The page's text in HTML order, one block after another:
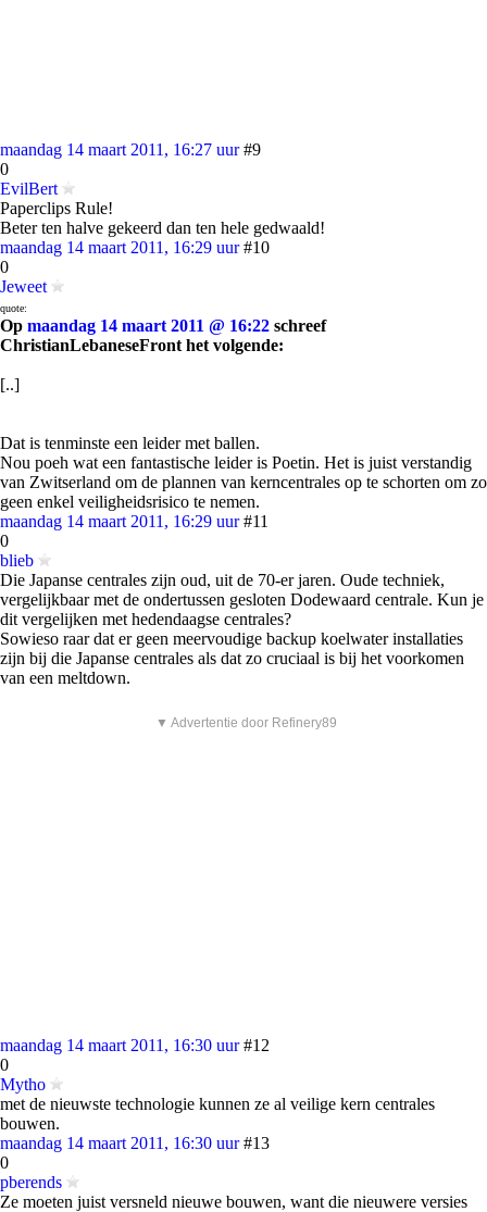
maandag 14 maart 2011, 16:27 uur #9
0
EvilBert
Paperclips Rule!
Beter ten halve gekeerd dan ten hele gedwaald!
maandag 14 maart 2011, 16:29 uur #10
0
Jeweet
quote:
Op maandag 14 maart 2011 @ 16:22 schreef
ChristianLebaneseFront het volgende:
[..]
Dat is tenminste een leider met ballen.
Nou poeh wat een fantastische leider is Poetin. Het is juist verstandig
van Zwitserland om de plannen van kerncentrales op te schorten om zo
geen enkel veiligheidsrisico te nemen.
maandag 14 maart 2011, 16:29 uur #11
0
blieb
Die Japanse centrales zijn oud, uit de 70-er jaren. Oude techniek,
vergelijkbaar met de ondertussen gesloten Dodewaard centrale. Kun je
dit vergelijken met hedendaagse centrales?
Sowieso raar dat er geen meervoudige backup koelwater installaties
zijn bij die Japanse centrales als dat zo cruciaal is bij het voorkomen
van een meltdown.
▼ Advertentie door Refinery89
maandag 14 maart 2011, 16:30 uur #12
0
Mytho
met de nieuwste technologie kunnen ze al veilige kern centrales
bouwen.
maandag 14 maart 2011, 16:30 uur #13
0
pberends
Ze moeten juist versneld nieuwe bouwen, want die nieuwere versies